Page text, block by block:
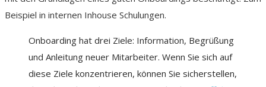
Beispiel in internen Inhouse Schulungen.
Onboarding hat drei Ziele: Information, Begrüßung
und Anleitung neuer Mitarbeiter. Wenn Sie sich auf
diese Ziele konzentrieren, können Sie sicherstellen,